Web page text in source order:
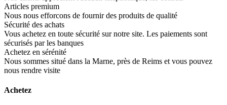
Articles premium
Nous nous efforcons de fournir des produits de qualité
Sécurité des achats
Vous achetez en toute sécurité sur notre site. Les paiements sont
sécurisés par les banques
Achetez en sérénité
Nous sommes situé dans la Marne, près de Reims et vous pouvez
nous rendre visite
Achetez